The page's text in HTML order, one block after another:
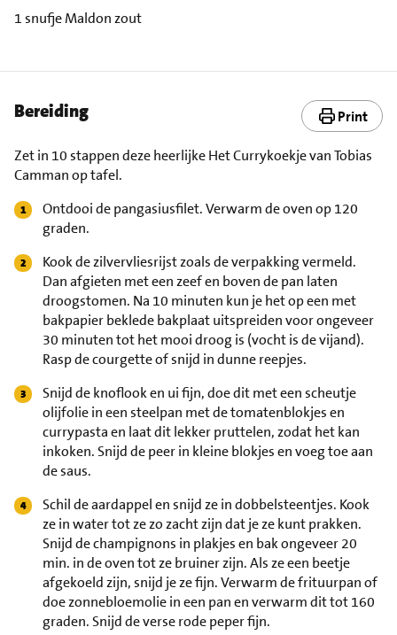
1 snufje Maldon zout
Bereiding Print
Zet in 10 stappen deze heerlijke Het Currykoekje van Tobias
Camman op tafel.
Ontdooi de pangasiusfilet. Verwarm de oven op 120
graden.
Kook de zilvervliesrijst zoals de verpakking vermeld.
Dan afgieten met een zeef en boven de pan laten
droogstomen. Na 10 minuten kun je het op een met
bakpapier beklede bakplaat uitspreiden voor ongeveer
30 minuten tot het mooi droog is (vocht is de vijand).
Rasp de courgette of snijd in dunne reepjes.
Snijd de knoflook en ui fijn, doe dit met een scheutje
olijfolie in een steelpan met de tomatenblokjes en
currypasta en laat dit lekker pruttelen, zodat het kan
inkoken. Snijd de peer in kleine blokjes en voeg toe aan
de saus.
Schil de aardappel en snijd ze in dobbelsteentjes. Kook
ze in water tot ze zo zacht zijn dat je ze kunt prakken.
Snijd de champignons in plakjes en bak ongeveer 20
min. in de oven tot ze bruiner zijn. Als ze een beetje
afgekoeld zijn, snijd je ze fijn. Verwarm de frituurpan of
doe zonnebloemolie in een pan en verwarm dit tot 160
graden. Snijd de verse rode peper fijn.